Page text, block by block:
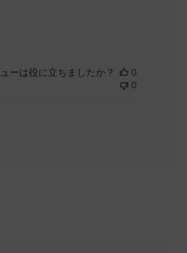
ーは役に立ちましたか？
0
0